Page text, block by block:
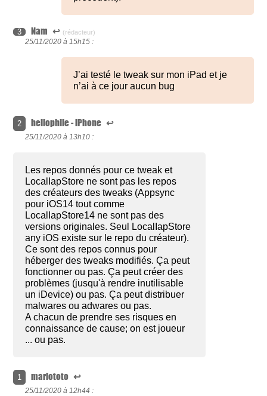
3 Nam ↩ (rédacteur)
25/11/2020 à 15h15 :
J’ai testé le tweak sur mon iPad et je
n’ai à ce jour aucun bug
2 heliophile - iPhone ↩
25/11/2020 à 13h10 :
Les repos donnés pour ce tweak et
LocalIapStore ne sont pas les repos
des créateurs des tweaks (Appsync
pour iOS14 tout comme
LocalIapStore14 ne sont pas des
versions originales. Seul LocalIapStore
any iOS existe sur le repo du créateur).
Ce sont des repos connus pour
héberger des tweaks modifiés. Ça peut
fonctionner ou pas. Ça peut créer des
problèmes (jusqu'à rendre inutilisable
un iDevice) ou pas. Ça peut distribuer
malwares ou adwares ou pas.
A chacun de prendre ses risques en
connaissance de cause; on est joueur
... ou pas.
1 mariototo ↩
25/11/2020 à 12h44 :